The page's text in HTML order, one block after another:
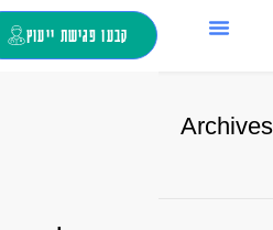
קבעו פגישת ייעוץ
Archives